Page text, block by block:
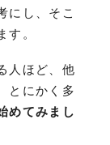
にし、そこ
す。
人ほど、他
とにかく多
めてみまし